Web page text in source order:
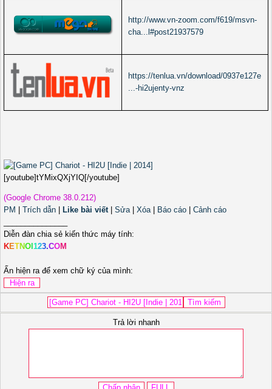
http://www.vn-zoom.com/f619/msvn-
cha...l#post21937579
https://tenlua.vn/download/0937e127e
...-hi2ujenty-vnz
[youtube]tYMixQXjYIQ[/youtube]
(Google Chrome 38.0.212)
PM
Trích dẫn Like bài viết Sửa Xóa Báo cáo
Cảnh cáo
Diễn đàn chia sẻ kiến thức máy tính:
KETNO 123.COM
Ấn hiện ra để xem chữ ký của mình:
Trả lời nhanh